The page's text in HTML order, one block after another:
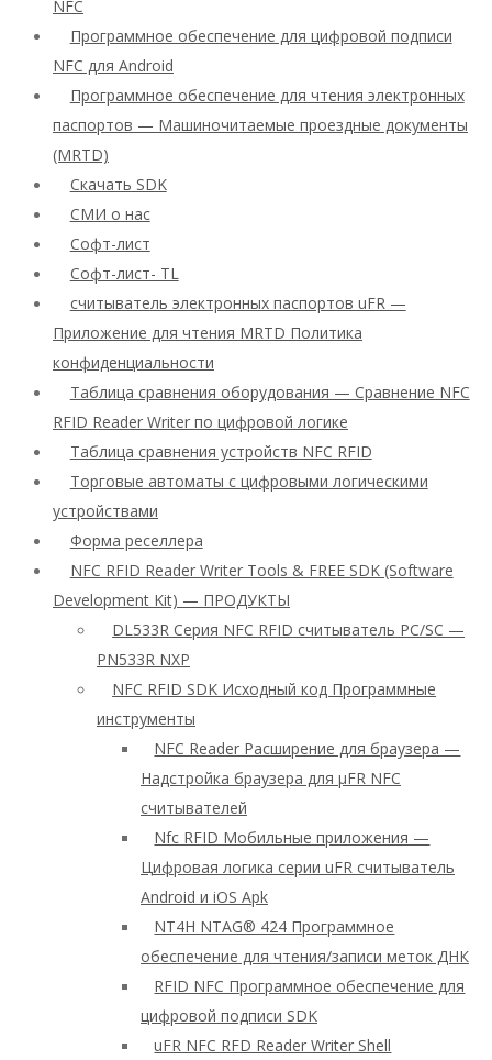
NFC
Программное обеспечение для цифровой подписи
NFC для Android
Программное обеспечение для чтения электронных
паспортов — Машиночитаемые проездные документы
(MRTD)
Скачать SDK
СМИ о нас
Софт-лист
Софт-лист- TL
считыватель электронных паспортов uFR —
Приложение для чтения MRTD Политика
конфиденциальности
Таблица сравнения оборудования — Сравнение NFC
RFID Reader Writer по цифровой логике
Таблица сравнения устройств NFC RFID
Торговые автоматы с цифровыми логическими
устройствами
Форма реселлера
NFC RFID Reader Writer Tools & FREE SDK (Software
Development Kit) — ПРОДУКТЫ
DL533R Серия NFC RFID считыватель PC/SC —
PN533R NXP
NFC RFID SDK Исходный код Программные
инструменты
NFC Reader Расширение для браузера —
Надстройка браузера для μFR NFC
считывателей
Nfc RFID Мобильные приложения —
Цифровая логика серии uFR считыватель
Android и iOS Apk
NT4H NTAG® 424 Программное
обеспечение для чтения/записи меток ДНК
RFID NFC Программное обеспечение для
цифровой подписи SDK
uFR NFC RFD Reader Writer Shell